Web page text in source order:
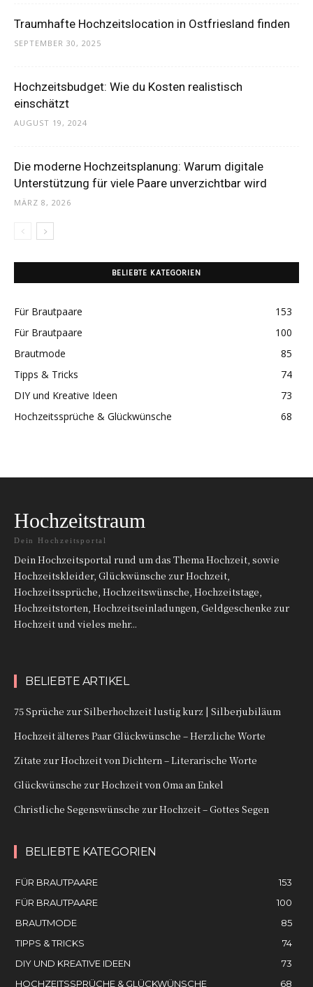
Traumhafte Hochzeitslocation in Ostfriesland finden
SEPTEMBER 30, 2025
Hochzeitsbudget: Wie du Kosten realistisch
einschätzt
AUGUST 19, 2024
Die moderne Hochzeitsplanung: Warum digitale
Unterstützung für viele Paare unverzichtbar wird
MÄRZ 8, 2026
BELIEBTE KATEGORIEN
Für Brautpaare
153
Für Brautpaare
100
Brautmode
85
Tipps & Tricks
74
DIY und Kreative Ideen
73
Hochzeitssprüche & Glückwünsche
68
Hochzeitstraum
Dein Hochzeitsportal
Dein Hochzeitsportal rund um das Thema Hochzeit, sowie
Hochzeitskleider, Glückwünsche zur Hochzeit,
Hochzeitssprüche, Hochzeitswünsche, Hochzeitstage,
Hochzeitstorten, Hochzeitseinladungen, Geldgeschenke zur
Hochzeit und vieles mehr...
BELIEBTE ARTIKEL
75 Sprüche zur Silberhochzeit lustig kurz | Silberjubiläum
Hochzeit älteres Paar Glückwünsche – Herzliche Worte
Zitate zur Hochzeit von Dichtern – Literarische Worte
Glückwünsche zur Hochzeit von Oma an Enkel
Christliche Segenswünsche zur Hochzeit – Gottes Segen
BELIEBTE KATEGORIEN
FÜR BRAUTPAARE
153
FÜR BRAUTPAARE
100
BRAUTMODE
85
TIPPS & TRICKS
74
DIY UND KREATIVE IDEEN
73
HOCHZEITSSPRÜCHE & GLÜCKWÜNSCHE
68